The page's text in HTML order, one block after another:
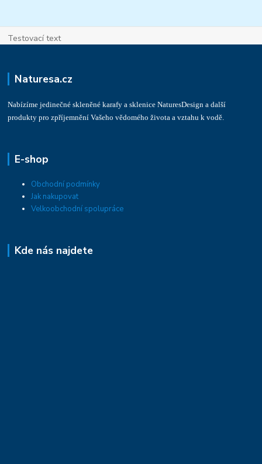
Testovací text
Naturesa.cz
Nabízíme jedinečné skleněné karafy a sklenice NaturesDesign a další
produkty pro zpříjemnění Vašeho vědomého života a vztahu k vodě.
E-shop
Obchodní podmínky
Jak nakupovat
Velkoobchodní spolupráce
Kde nás najdete